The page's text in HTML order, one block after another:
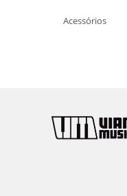
Acessórios